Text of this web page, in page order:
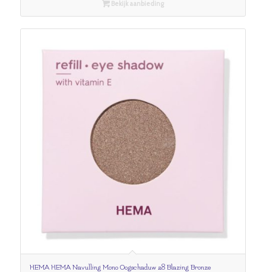
Bekijk aanbieding
HEMA HEMA Navulling Mono Oogschaduw 28 Blazing Bronze